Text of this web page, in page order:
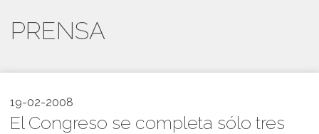
PRENSA
19-02-2008
El Congreso se completa sólo tres